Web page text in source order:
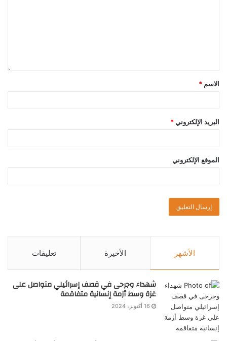
الاسم *
البريد الإلكتروني *
الموقع الإلكتروني
الأشهر الأخيرة تعليقات
شهداء وجرحى في قصف إسرائيلي متواصل على
غزة وسط أزمة إنسانية متفاقمة
16 أكتوبر، 2024